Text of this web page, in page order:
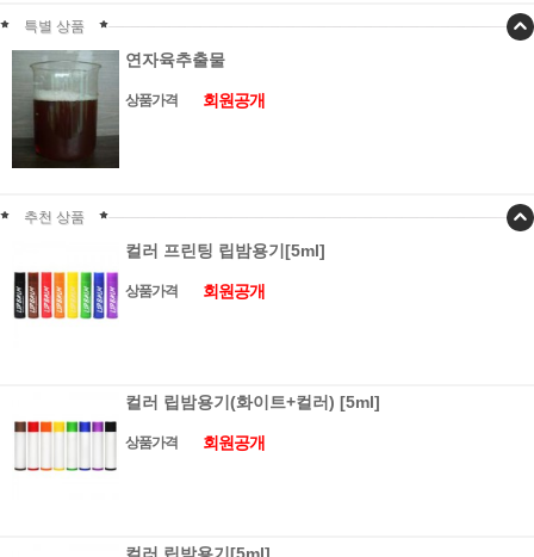
특별 상품
연자육추출물
상품가격 회원공개
추천 상품
컬러 프린팅 립밤용기[5ml]
상품가격 회원공개
컬러 립밤용기(화이트+컬러) [5ml]
상품가격 회원공개